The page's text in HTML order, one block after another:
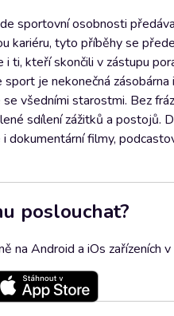
sportovní osobnosti
kariéru, tyto příběhy se
ti, kteří skončili v zástupu
je nekonečná
všedními starostmi. Bez
sdílení zážitků a postojů.
dokumentární filmy,
poslouchat?
na Android a iOs zařízeních